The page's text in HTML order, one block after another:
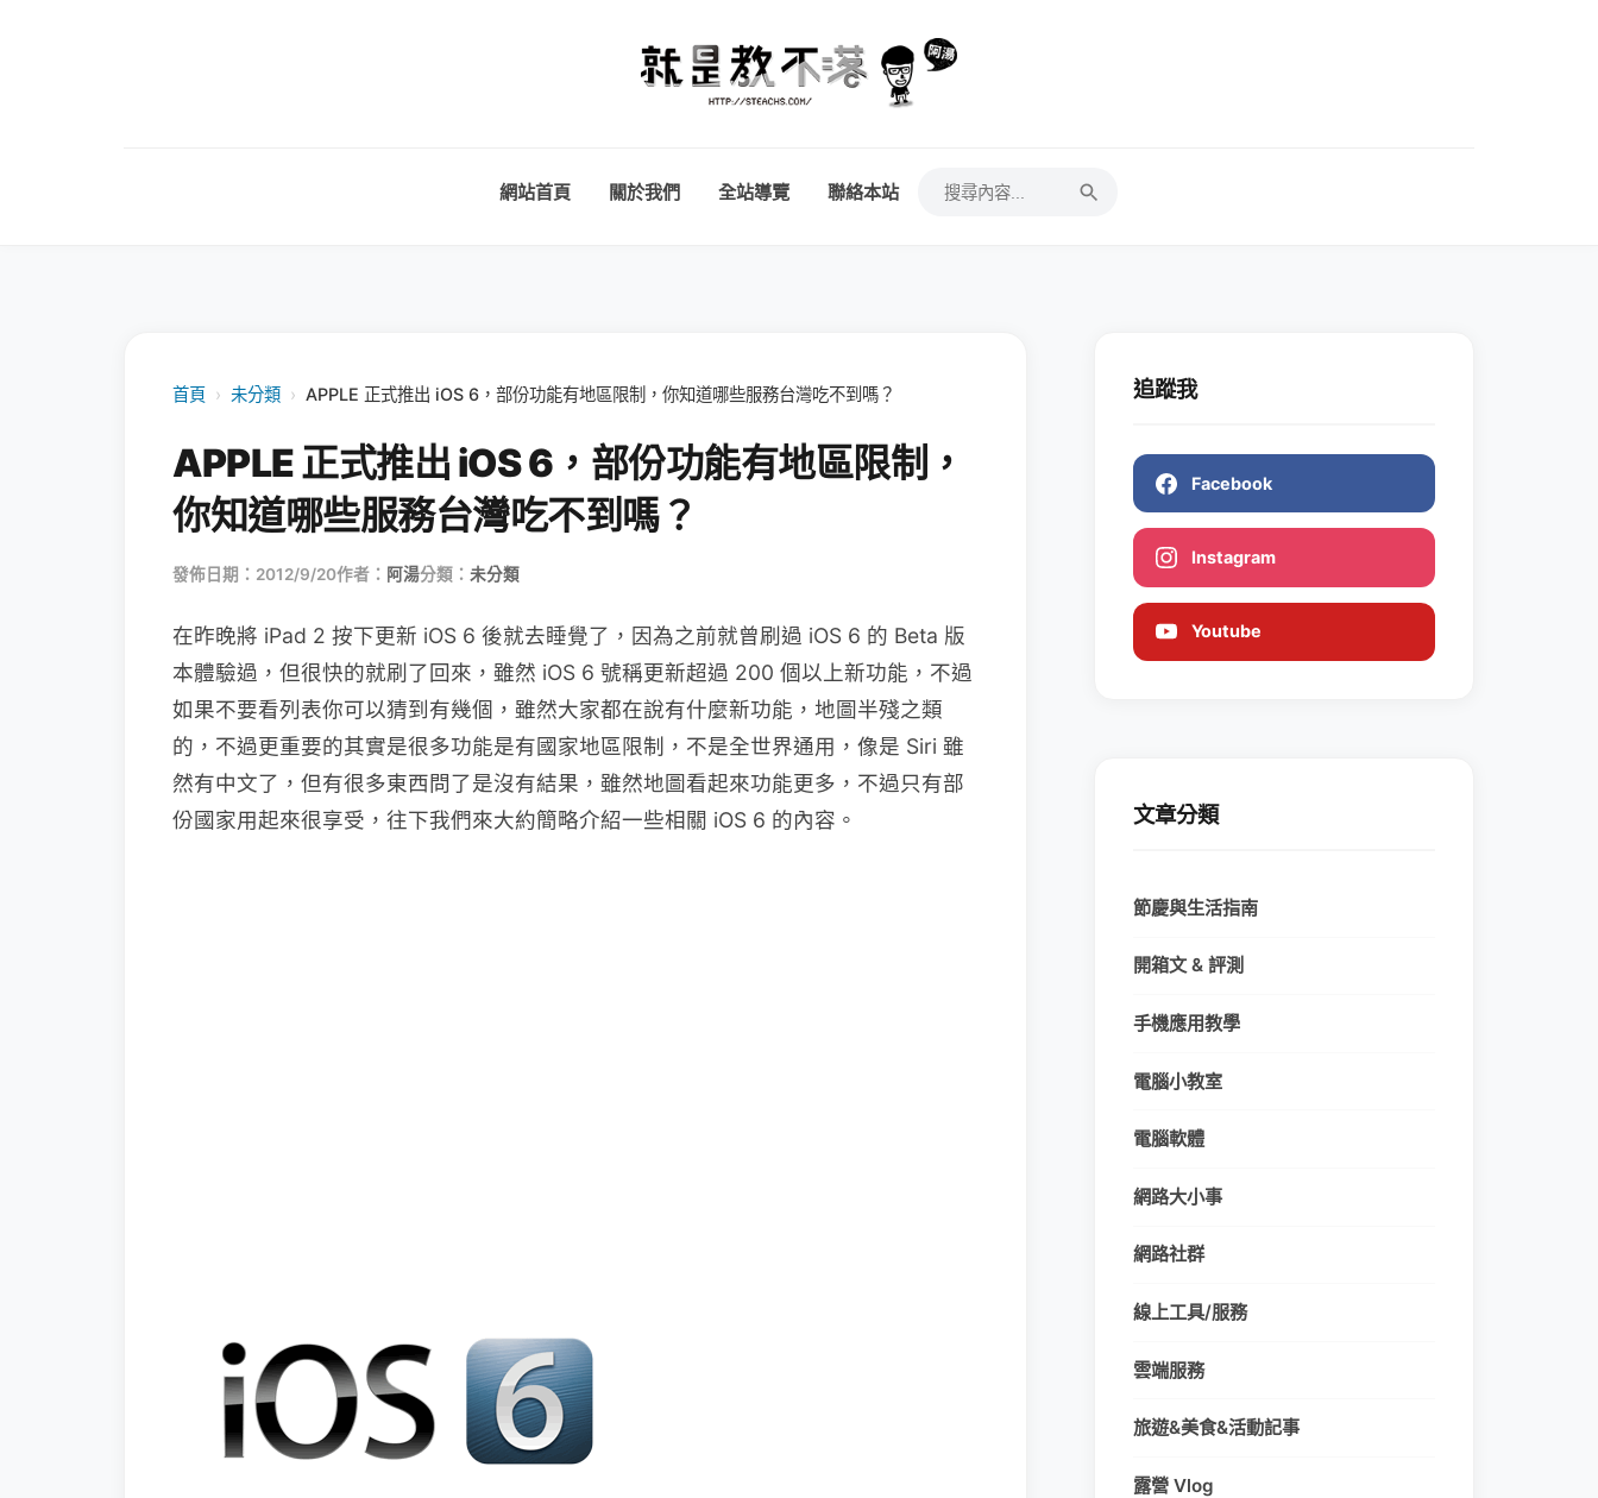
網站首頁 關於我們 全站導覽 聯絡本站
首頁 › 未分類 › APPLE 正式推出 iOS 6，部份功能有地區限制，你知道哪些服務台灣吃不到嗎？
APPLE 正式推出 iOS 6，部份功能有地區限制，
你知道哪些服務台灣吃不到嗎？
發佈日期：2012/9/20作者： 阿湯分類： 未分類
在昨晚將 iPad 2 按下更新 iOS 6 後就去睡覺了，因為之前就曾刷過 iOS 6 的 Beta 版
本體驗過，但很快的就刷了回來，雖然 iOS 6 號稱更新超過 200 個以上新功能，不過
如果不要看列表你可以猜到有幾個，雖然大家都在說有什麼新功能，地圖半殘之類
的，不過更重要的其實是很多功能是有國家地區限制，不是全世界通用，像是 Siri 雖
然有中文了，但有很多東西問了是沒有結果，雖然地圖看起來功能更多，不過只有部
份國家用起來很享受，往下我們來大約簡略介紹一些相關 iOS 6 的內容。
追蹤我
Facebook
Instagram
Youtube
文章分類
節慶與生活指南
開箱文 & 評測
手機應用教學
電腦小教室
電腦軟體
網路大小事
網路社群
線上工具/服務
雲端服務
旅遊&美食&活動記事
露營 Vlog